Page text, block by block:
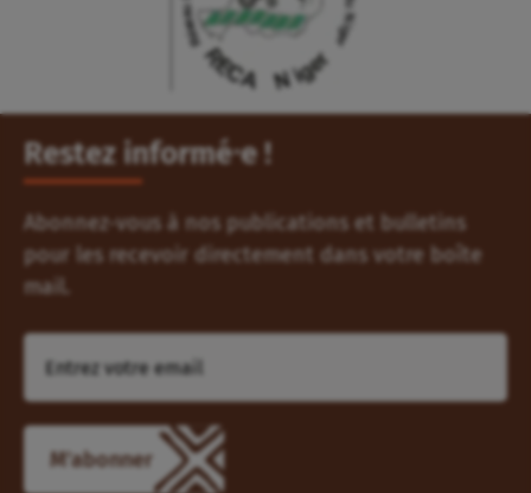
Restez informé⸱e !
Abonnez-vous à nos publications et bulletins
pour les recevoir directement dans votre boîte
mail.
M'abonner